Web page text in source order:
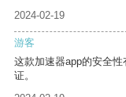
2024-02-19
游客
这款加速器app的安全
证。